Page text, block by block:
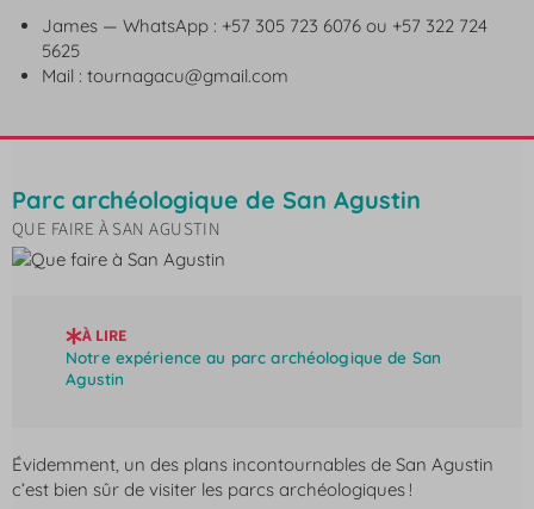
James — WhatsApp : +57 305 723 6076 ou +57 322 724
5625
Mail : tournagacu@gmail.com
Parc archéologique de San Agustin
QUE FAIRE À SAN AGUSTIN
À LIRE
Notre expérience au parc archéologique de San
Agustin
Évidemment, un des plans incontournables de San Agustin
c’est bien sûr de visiter les parcs archéologiques !